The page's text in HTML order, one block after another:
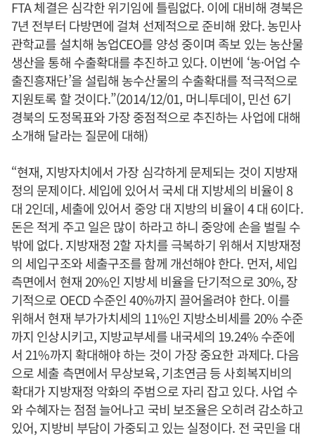
FTA 체결은 심각한 위기임에 틀림없다. 이에 대비해 경북은
7년 전부터 다방면에 걸쳐 선제적으로 준비해 왔다. 농민사
관학교를 설치해 농업CEO를 양성 중이며 족보 있는 농산물
생산을 통해 수출확대를 추진하고 있다. 이번에 ‘농·어업 수
출진흥재단’을 설립해 농수산물의 수출확대를 적극적으로
지원토록 할 것이다.”(2014/12/01, 머니투데이, 민선 6기
경북의 도정목표와 가장 중점적으로 추진하는 사업에 대해
소개해 달라는 질문에 대해)
“현재, 지방자치에서 가장 심각하게 문제되는 것이 지방재
정의 문제이다. 세입에 있어서 국세 대 지방세의 비율이 8
대 2인데, 세출에 있어서 중앙 대 지방의 비율이 4 대 6이다.
돈은 적게 주고 일은 많이 하라고 하니 중앙에 손을 벌릴 수
밖에 없다. 지방재정 2할 자치를 극복하기 위해서 지방재정
의 세입구조와 세출구조를 함께 개선해야 한다. 먼저, 세입
측면에서 현재 20%인 지방세 비율을 단기적으로 30%, 장
기적으로 OECD 수준인 40%까지 끌어올려야 한다. 이를
위해서 현재 부가가치세의 11%인 지방소비세를 20% 수준
까지 인상시키고, 지방교부세를 내국세의 19.24% 수준에
서 21%까지 확대해야 하는 것이 가장 중요한 과제다. 다음
으로 세출 측면에서 무상보육, 기초연금 등 사회복지비의
확대가 지방재정 악화의 주범으로 자리 잡고 있다. 사업 수
와 수혜자는 점점 늘어나고 국비 보조율은 오히려 감소하고
있어, 지방비 부담이 가중되고 있는 실정이다. 전 국민을 대